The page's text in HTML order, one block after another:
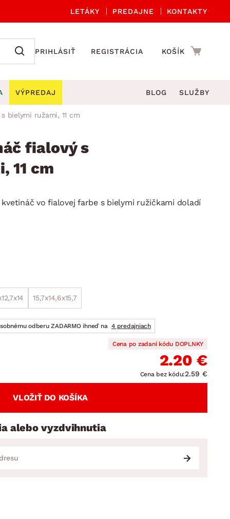
LETÁKY PREDAJNE KONTAKTY
PRIHLÁSIŤ REGISTRÁCIA KOŠÍK
stoličky a kreslá
Záhradné lavice
hojdačky
VÝPREDAJ BLOG SLUŽBY
bielymi ružami, 11 cm
fialový s
11 cm
vo fialovej farbe s bielymi ružičkami doladí
15,7x14,6x15,7
odberu ZADARMO ihneď na 4 predajniach
Cena po zadaní kódu DOPLNKY
2.20 €
Cena bez kódu:2.59 €
VLOŽIŤ DO KOŠÍKA
alebo vyzdvihnutia